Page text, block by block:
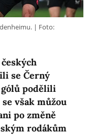
se Černý
podělili
však můžou
po změně
rodákům
Foto: